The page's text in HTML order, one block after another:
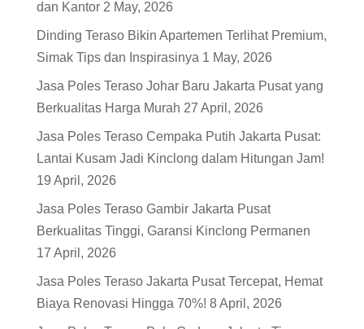
dan Kantor 2 May, 2026
Dinding Teraso Bikin Apartemen Terlihat Premium,
Simak Tips dan Inspirasinya 1 May, 2026
Jasa Poles Teraso Johar Baru Jakarta Pusat yang
Berkualitas Harga Murah 27 April, 2026
Jasa Poles Teraso Cempaka Putih Jakarta Pusat:
Lantai Kusam Jadi Kinclong dalam Hitungan Jam!
19 April, 2026
Jasa Poles Teraso Gambir Jakarta Pusat
Berkualitas Tinggi, Garansi Kinclong Permanen
17 April, 2026
Jasa Poles Teraso Jakarta Pusat Tercepat, Hemat
Biaya Renovasi Hingga 70%! 8 April, 2026